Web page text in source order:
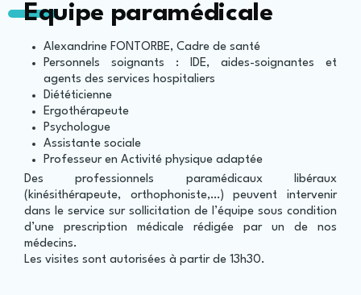
Equipe paramédicale
Alexandrine FONTORBE, Cadre de santé
Personnels soignants : IDE, aides-soignantes et
agents des services hospitaliers
Diététicienne
Ergothérapeute
Psychologue
Assistante sociale
Professeur en Activité physique adaptée
Des professionnels paramédicaux libéraux
(kinésithérapeute, orthophoniste,…) peuvent intervenir
dans le service sur sollicitation de l’équipe sous condition
d’une prescription médicale rédigée par un de nos
médecins.
Les visites sont autorisées à partir de 13h30.